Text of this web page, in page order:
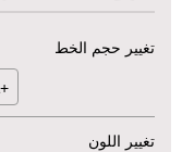
تغيير حجم الخط
+A
تغيير اللون
المرافق الصحية وتوفير
منشأة الإقراض المتجدد